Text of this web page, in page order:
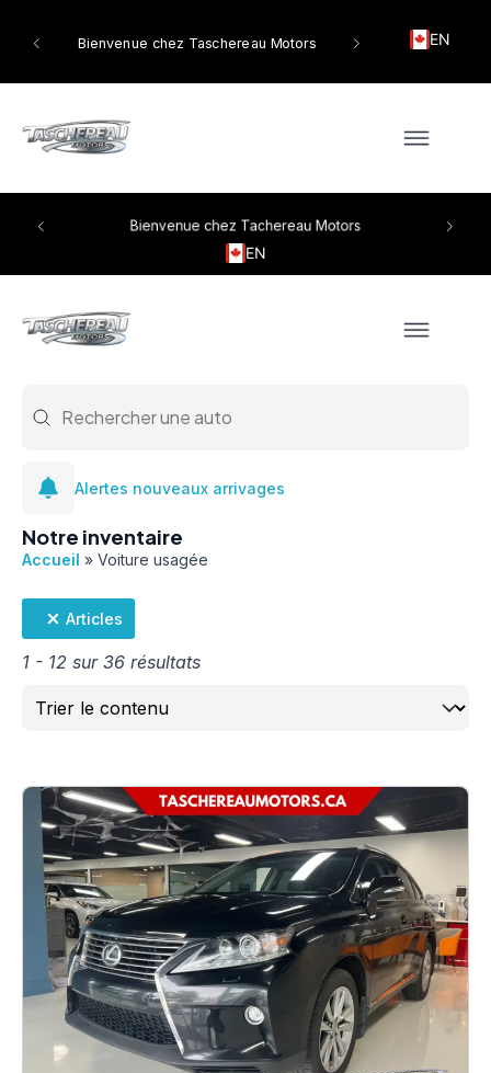
Bienvenue chez Taschereau Motors EN
Bienvenue chez Tachereau Motors
EN
Notre inventaire
Accueil » Voiture usagée
Alertes nouveaux arrivages
Articles
1 - 12 sur 36 résultats
Trier